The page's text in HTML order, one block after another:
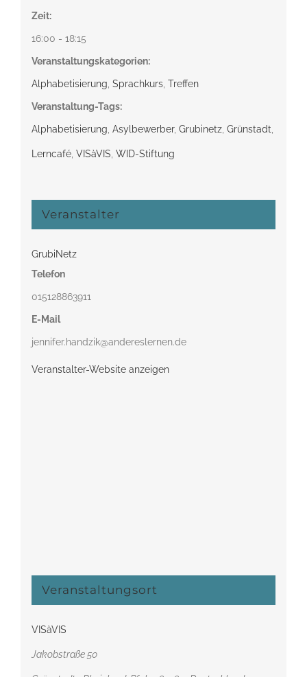
Zeit:
16:00 - 18:15
Veranstaltungskategorien:
Alphabetisierung, Sprachkurs, Treffen
Veranstaltung-Tags:
Alphabetisierung, Asylbewerber, Grubinetz, Grünstadt,
Lerncafé, VISàVIS, WID-Stiftung
Veranstalter
GrubiNetz
Telefon
015128863911
E-Mail
jennifer.handzik@andereslernen.de
Veranstalter-Website anzeigen
Veranstaltungsort
VISàVIS
Jakobstraße 50